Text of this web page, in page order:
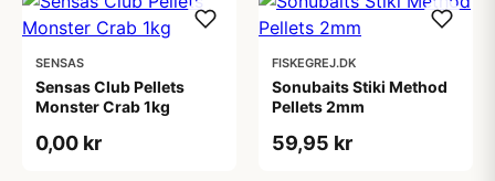
SENSAS
Sensas Club Pellets
Monster Crab 1kg
0,00 kr
FISKEGREJ.DK
Sonubaits Stiki Method
Pellets 2mm
59,95 kr